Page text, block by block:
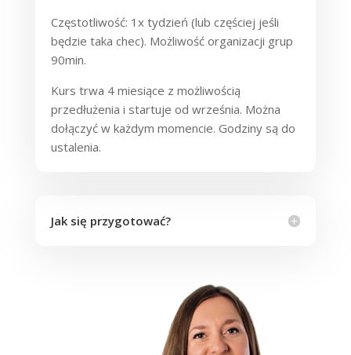
Częstotliwość: 1x tydzień (lub częściej jeśli
będzie taka chec). Możliwość organizacji grup
90min.
Kurs trwa 4 miesiące z możliwością
przedłużenia i startuje od września. Można
dołączyć w każdym momencie. Godziny są do
ustalenia.
Jak się przygotować?